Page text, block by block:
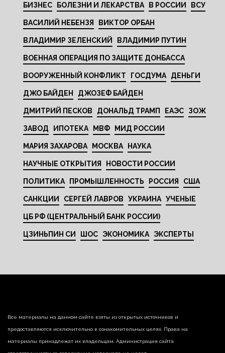
БИЗНЕС БОЛЕЗНИ И ЛЕКАРСТВА В РОССИИ ВСУ
ВАСИЛИЙ НЕБЕНЗЯ ВИКТОР ОРБАН
ВЛАДИМИР ЗЕЛЕНСКИЙ ВЛАДИМИР ПУТИН
ВОЕННАЯ ОПЕРАЦИЯ ПО ЗАЩИТЕ ДОНБАССА
ВООРУЖЕННЫЙ КОНФЛИКТ ГОСДУМА ДЕНЬГИ
ДЖО БАЙДЕН ДЖОЗЕФ БАЙДЕН
ДМИТРИЙ ПЕСКОВ ДОНАЛЬД ТРАМП ЕАЭС ЗОЖ
ЗАВОД ИПОТЕКА МВФ МИД РОССИИ
МАРИЯ ЗАХАРОВА МОСКВА НАУКА
НАУЧНЫЕ ОТКРЫТИЯ НОВОСТИ РОССИИ
ПОЛИТИКА ПРОМЫШЛЕННОСТЬ РОССИЯ США
САНКЦИИ СЕРГЕЙ ЛАВРОВ УКРАИНА УЧЕНЫЕ
ЦБ РФ (ЦЕНТРАЛЬНЫЙ БАНК РОССИИ)
ЦЗИНЬПИН СИ ШОС ЭКОНОМИКА ЭКСПЕРТЫ
Все материалы на данном сайте взяты из открытых источников и
предоставляются исключительно в ознакомительных целях. Права на
материалы принадлежат их владельцам. Администрация сайта